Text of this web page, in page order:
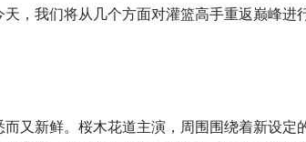
，我们将从几个方面对灌篮高手重返巅峰进
又新鲜。桜木花道主演，周围围绕着新设定